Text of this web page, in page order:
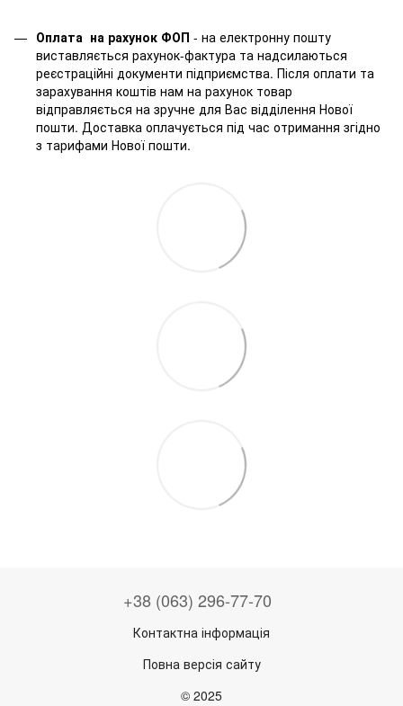
Оплата на рахунок ФОП - на електронну пошту
виставляється рахунок-фактура та надсилаються
реєстраційні документи підприємства. Після оплати та
зарахування коштів нам на рахунок товар
відправляється на зручне для Вас відділення Нової
пошти. Доставка оплачується під час отримання згідно
з тарифами Нової пошти.
+38 (063) 296-77-70
Контактна інформація
Повна версія сайту
© 2025